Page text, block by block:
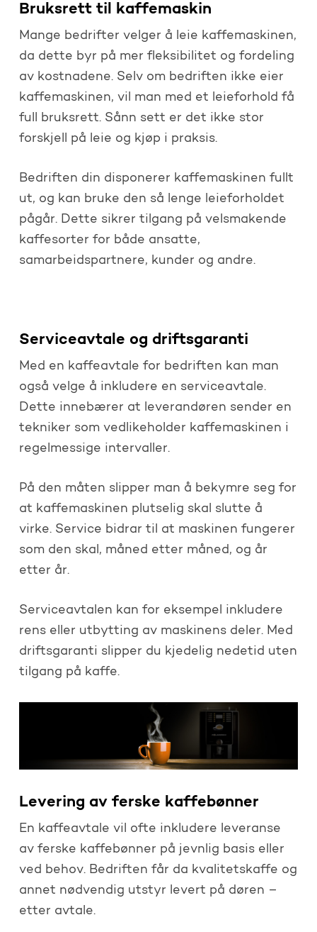
Bruksrett til kaffemaskin
Mange bedrifter velger å leie kaffemaskinen,
da dette byr på mer fleksibilitet og fordeling
av kostnadene. Selv om bedriften ikke eier
kaffemaskinen, vil man med et leieforhold få
full bruksrett. Sånn sett er det ikke stor
forskjell på leie og kjøp i praksis.
Bedriften din disponerer kaffemaskinen fullt
ut, og kan bruke den så lenge leieforholdet
pågår. Dette sikrer tilgang på velsmakende
kaffesorter for både ansatte,
samarbeidspartnere, kunder og andre.
Serviceavtale og driftsgaranti
Med en kaffeavtale for bedriften kan man
også velge å inkludere en serviceavtale.
Dette innebærer at leverandøren sender en
tekniker som vedlikeholder kaffemaskinen i
regelmessige intervaller.
På den måten slipper man å bekymre seg for
at kaffemaskinen plutselig skal slutte å
virke. Service bidrar til at maskinen fungerer
som den skal, måned etter måned, og år
etter år.
Serviceavtalen kan for eksempel inkludere
rens eller utbytting av maskinens deler. Med
driftsgaranti slipper du kjedelig nedetid uten
tilgang på kaffe.
Levering av ferske kaffebønner
En kaffeavtale vil ofte inkludere leveranse
av ferske kaffebønner på jevnlig basis eller
ved behov. Bedriften får da kvalitetskaffe og
annet nødvendig utstyr levert på døren –
etter avtale.